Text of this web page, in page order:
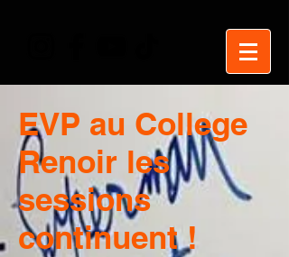
EVP au College
Renoir les
sessions
continuent !